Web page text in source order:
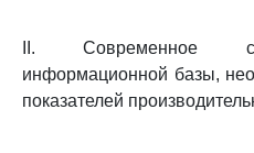
II. Современное
информационной базы,
показателей